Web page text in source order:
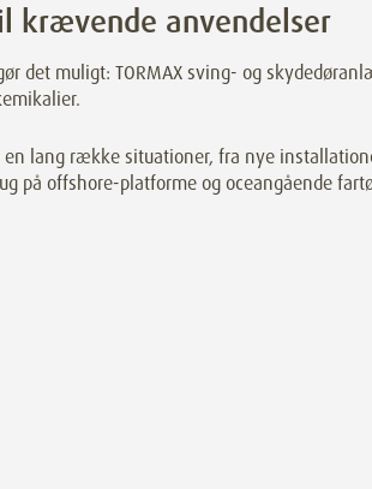
krævende anvendelser
det muligt: TORMAX sving- og
lang række situationer, fra nye
på offshore-platforme og oceangående